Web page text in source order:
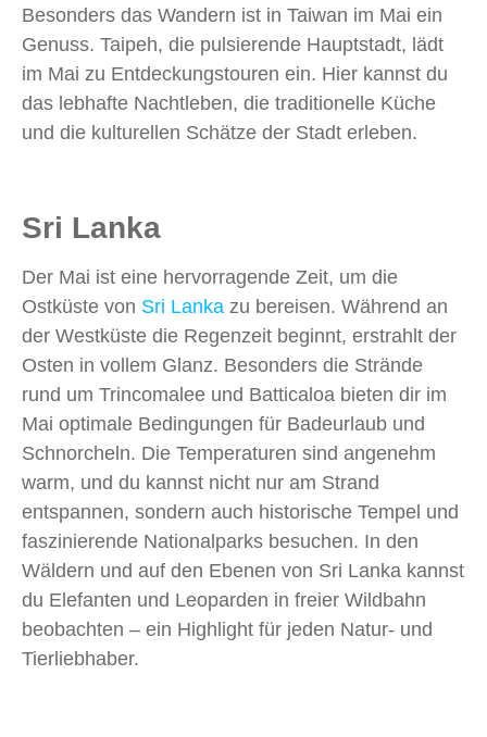
Besonders das Wandern ist in Taiwan im Mai ein
Genuss. Taipeh, die pulsierende Hauptstadt, lädt
im Mai zu Entdeckungstouren ein. Hier kannst du
das lebhafte Nachtleben, die traditionelle Küche
und die kulturellen Schätze der Stadt erleben.
Sri Lanka
Der Mai ist eine hervorragende Zeit, um die
Ostküste von Sri Lanka zu bereisen. Während an
der Westküste die Regenzeit beginnt, erstrahlt der
Osten in vollem Glanz. Besonders die Strände
rund um Trincomalee und Batticaloa bieten dir im
Mai optimale Bedingungen für Badeurlaub und
Schnorcheln. Die Temperaturen sind angenehm
warm, und du kannst nicht nur am Strand
entspannen, sondern auch historische Tempel und
faszinierende Nationalparks besuchen. In den
Wäldern und auf den Ebenen von Sri Lanka kannst
du Elefanten und Leoparden in freier Wildbahn
beobachten – ein Highlight für jeden Natur- und
Tierliebhaber.